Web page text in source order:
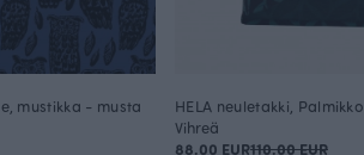
mustikka - musta
HELA neuletakki, Palmikko
Vihreä
88.00 EUR110.00 EUR